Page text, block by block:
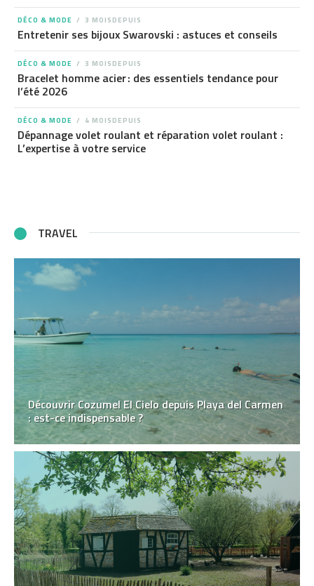
DÉCO & MODE 3 MOISDEPUIS
Entretenir ses bijoux Swarovski : astuces et conseils
DÉCO & MODE 3 MOISDEPUIS
Bracelet homme acier : des essentiels tendance pour
l’été 2026
DÉCO & MODE 4 MOISDEPUIS
Dépannage volet roulant et réparation volet roulant :
L’expertise à votre service
TRAVEL
Découvrir Cozumel El Cielo depuis Playa del Carmen
: est-ce indispensable ?